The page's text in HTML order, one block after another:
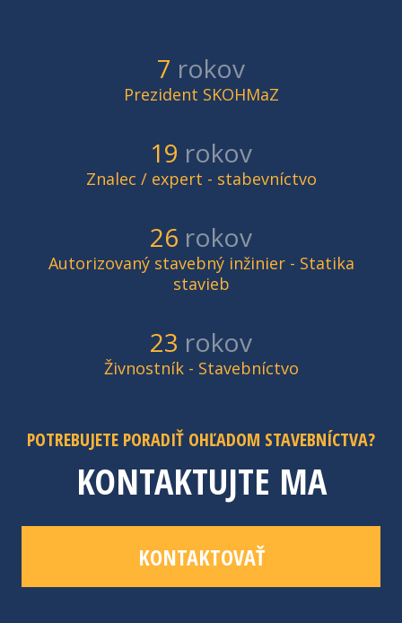
8 rokov
Prezident SKOHMaZ
21 rokov
Znalec / expert - stabevníctvo
27 rokov
Autorizovaný stavebný inžinier - Statika
stavieb
25 rokov
Živnostník - Stavebníctvo
POTREBUJETE PORADIŤ OHĽADOM STAVEBNÍCTVA?
KONTAKTUJTE MA
KONTAKTOVAŤ